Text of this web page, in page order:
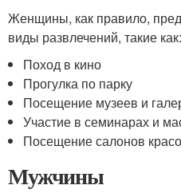
Женщины, как правило,
виды развлечений, такие как:
Поход в кино
Прогулка по парку
Посещение музеев и
Участие в семинарах и
Посещение салонов
Мужчины